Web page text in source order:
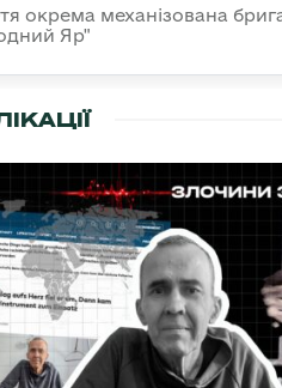
окрема механізована
Яр"